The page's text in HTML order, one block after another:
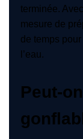
terminée.
mesure de
de temps
l’eau.
Peut-